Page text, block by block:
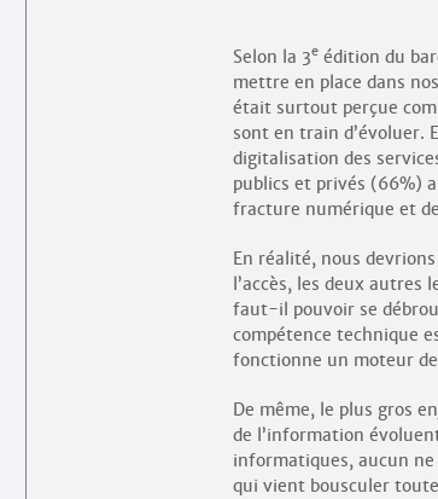
Selon la 3e édition du
mettre en place dans
était surtout perçue
sont en train d’évoluer.
digitalisation des
publics et privés (66%)
fracture numérique et
En réalité, nous
l’accès, les deux autres
faut-il pouvoir se
compétence technique
fonctionne un moteur
De même, le plus gros
de l’information
informatiques, aucun ne
qui vient bousculer